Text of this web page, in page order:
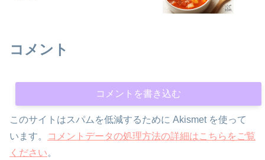
コメント
コメントを書き込む
このサイトはスパムを低減するために Akismet を使って
います。
コメントデータの処理方法の詳細はこちらをご覧
ください。